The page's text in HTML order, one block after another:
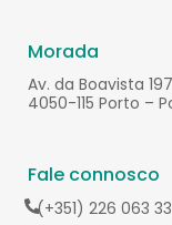
Morada
Av. da Boavista
4050-115 Porto –
Fale connosco
(+351) 226 063